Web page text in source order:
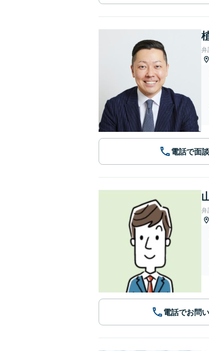
弁
電話で面
弁
電話でお問